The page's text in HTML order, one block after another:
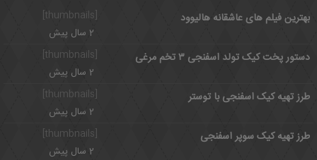
بهترین فیلم های عاشقانه هالیوود
2 سال پیش
[thumbnails]
دستور پخت کیک تولد اسفنجی ۳ تخم مرغی
2 سال پیش
طرز تهیه کیک اسفنجی با توستر
2 سال پیش
[thumbnails]
طرز تهیه کیک سوپر اسفنجی
2 سال پیش